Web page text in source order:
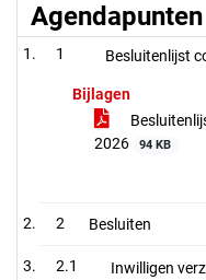
Agendapunten
1 Besluitenlijst
Bijlagen
2026
94 KB
2 Besluiten
2.1
Inwilligen